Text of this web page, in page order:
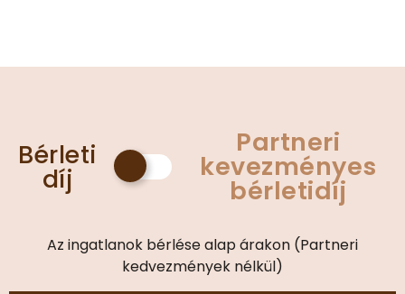
Bérleti
díj
Partneri
kevezményes
bérletidíj
Az ingatlanok bérlése alap árakon (Partneri
kedvezmények nélkül)